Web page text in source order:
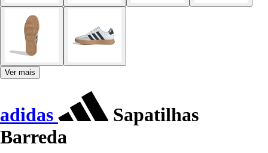
Ver mais
adidas
Sapatilhas
Barreda